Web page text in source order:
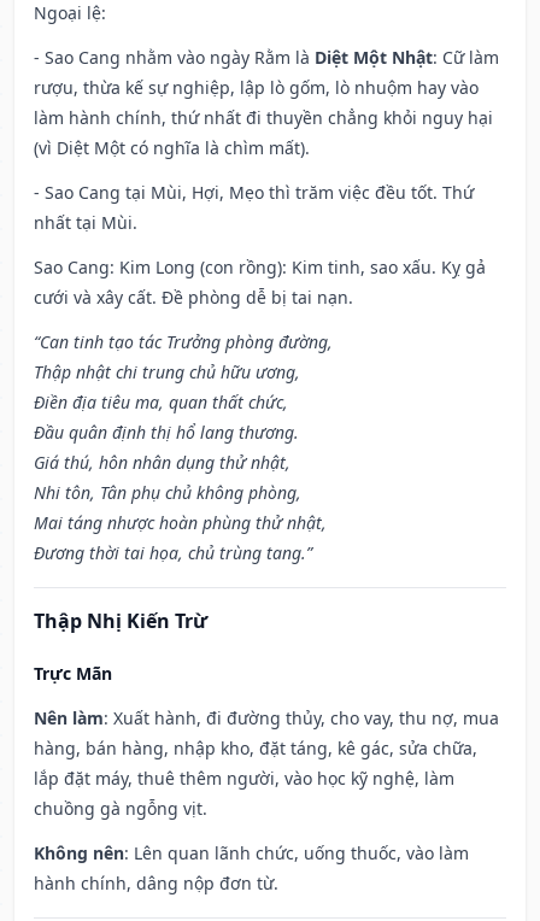
Ngoại lệ:
- Sao Cang nhằm vào ngày Rằm là Diệt Một Nhật: Cữ làm
rượu, thừa kế sự nghiệp, lập lò gốm, lò nhuộm hay vào
làm hành chính, thứ nhất đi thuyền chẳng khỏi nguy hại
(vì Diệt Một có nghĩa là chìm mất).
- Sao Cang tại Mùi, Hợi, Mẹo thì trăm việc đều tốt. Thứ
nhất tại Mùi.
Sao Cang: Kim Long (con rồng): Kim tinh, sao xấu. Kỵ gả
cưới và xây cất. Đề phòng dễ bị tai nạn.
“Can tinh tạo tác Trưởng phòng đường,
Thập nhật chi trung chủ hữu ương,
Điền địa tiêu ma, quan thất chức,
Đầu quân định thị hổ lang thương.
Giá thú, hôn nhân dụng thử nhật,
Nhi tôn, Tân phụ chủ không phòng,
Mai táng nhược hoàn phùng thử nhật,
Đương thời tai họa, chủ trùng tang.”
Thập Nhị Kiến Trừ
Trực Mãn
Nên làm: Xuất hành, đi đường thủy, cho vay, thu nợ, mua
hàng, bán hàng, nhập kho, đặt táng, kê gác, sửa chữa,
lắp đặt máy, thuê thêm người, vào học kỹ nghệ, làm
chuồng gà ngỗng vịt.
Không nên: Lên quan lãnh chức, uống thuốc, vào làm
hành chính, dâng nộp đơn từ.